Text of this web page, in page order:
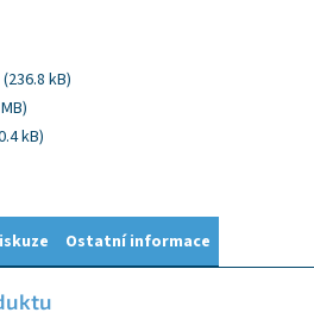
kB)
kB)
Ostatní informace